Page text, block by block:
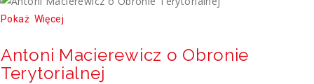
Pokaż Więcej
Antoni Macierewicz o Obronie
Terytorialnej